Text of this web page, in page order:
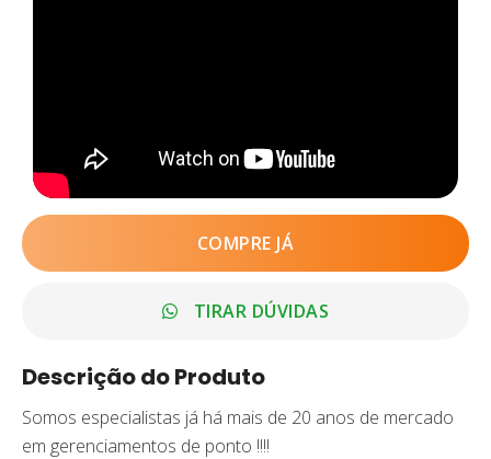
COMPRE JÁ
TIRAR DÚVIDAS
Descrição do Produto
Somos especialistas já há mais de 20 anos de mercado
em gerenciamentos de ponto !!!!